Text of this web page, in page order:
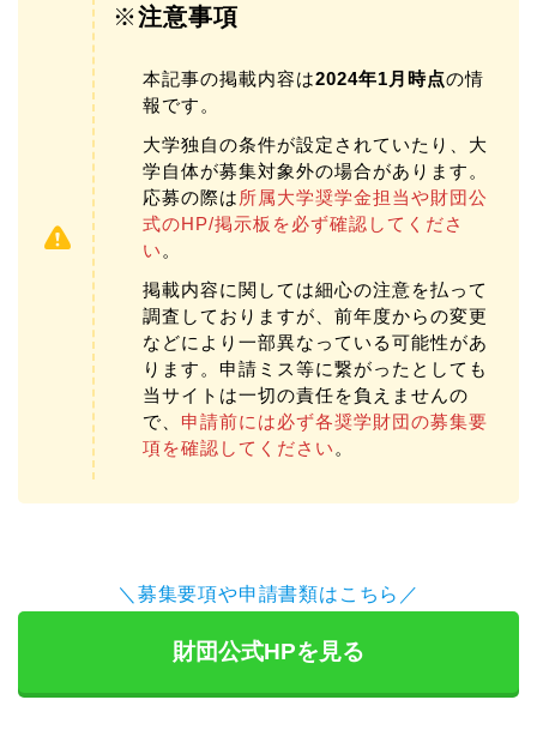
※注意事項
本記事の掲載内容は2024年1月時点の情
報です。
大学独自の条件が設定されていたり、大
学自体が募集対象外の場合があります。
応募の際は 所属大学奨学金担当や財団公
式のHP/掲示板を必ず確認してくださ
い 。
掲載内容に関しては細心の注意を払って
調査しておりますが、前年度からの変更
などにより一部異なっている可能性があ
ります。申請ミス等に繋がったとしても
当サイトは一切の責任を負えませんの
で、 申請前には必ず各奨学財団の募集要
項を確認してください 。
＼募集要項や申請書類はこちら／
財団公式HPを見る